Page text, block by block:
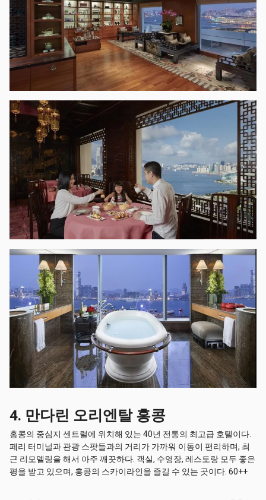
4. 만다린 오리엔탈 홍콩
홍콩의 중심지 센트럴에 위치해 있는 40년 전통의 최고급 호텔이다.
페리 터미널과 관광 스팟들과의 거리가 가까워 이동이 편리하며, 최
근 리모델링을 해서 아주 깨끗하다. 객실, 수영장, 레스토랑 모두 좋은
평을 받고 있으며, 홍콩의 스카이라인을 즐길 수 있는 곳이다. 60++